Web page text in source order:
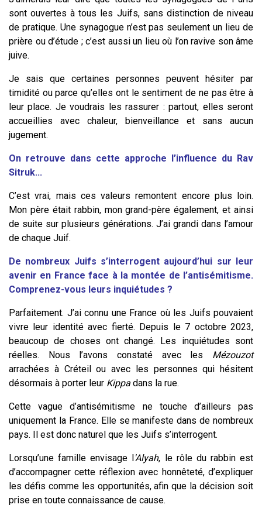
sont ouvertes à tous les Juifs, sans distinction de niveau
de pratique. Une synagogue n’est pas seulement un lieu de
prière ou d’étude ; c’est aussi un lieu où l’on ravive son âme
juive.
Je sais que certaines personnes peuvent hésiter par
timidité ou parce qu’elles ont le sentiment de ne pas être à
leur place. Je voudrais les rassurer : partout, elles seront
accueillies avec chaleur, bienveillance et sans aucun
jugement.
On retrouve dans cette approche l’influence du Rav
Sitruk...
C’est vrai, mais ces valeurs remontent encore plus loin.
Mon père était rabbin, mon grand-père également, et ainsi
de suite sur plusieurs générations. J’ai grandi dans l’amour
de chaque Juif.
De nombreux Juifs s’interrogent aujourd’hui sur leur
avenir en France face à la montée de l’antisémitisme.
Comprenez-vous leurs inquiétudes ?
Parfaitement. J’ai connu une France où les Juifs pouvaient
vivre leur identité avec fierté. Depuis le 7 octobre 2023,
beaucoup de choses ont changé. Les inquiétudes sont
réelles. Nous l’avons constaté avec les Mézouzot
arrachées à Créteil ou avec les personnes qui hésitent
désormais à porter leur Kippa dans la rue.
Cette vague d’antisémitisme ne touche d’ailleurs pas
uniquement la France. Elle se manifeste dans de nombreux
pays. Il est donc naturel que les Juifs s’interrogent.
Lorsqu’une famille envisage l'Alyah, le rôle du rabbin est
d’accompagner cette réflexion avec honnêteté, d’expliquer
les défis comme les opportunités, afin que la décision soit
prise en toute connaissance de cause.